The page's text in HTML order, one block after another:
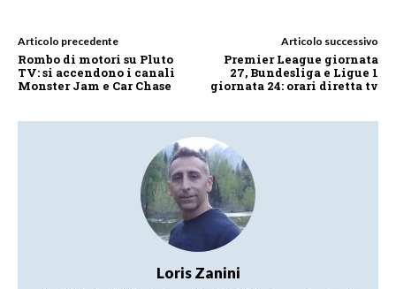
Articolo precedente
Rombo di motori su Pluto
TV: si accendono i canali
Monster Jam e Car Chase
Articolo successivo
Premier League giornata
27, Bundesliga e Ligue 1
giornata 24: orari diretta tv
Loris Zanini